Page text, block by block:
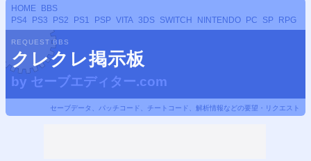
HOME
BBS
PS4
PS3 PS2 PS1 PSP VITA 3DS SWITCH NINTENDO PC SP RPG
REQUEST BBS
クレクレ掲示板
by セーブエディター.com
セーブデータ、パッチコード、チートコード、解析情報などの要望・リクエスト